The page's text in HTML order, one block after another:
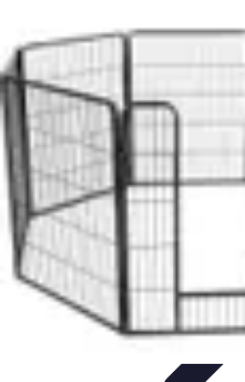
Progetti Fai Da TeGiardino e Esterni
EsterniGiardinaggio Fai Da Te Progetti
Fai Da Te Italia